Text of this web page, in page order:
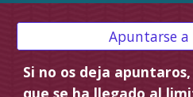
Apuntarse
Si no os deja
que se ha llegado al